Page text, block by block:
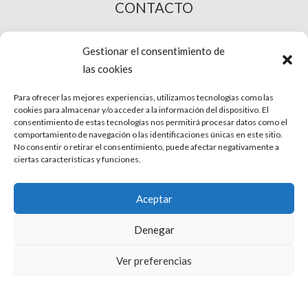
Gestionar el consentimiento de
las cookies
Para ofrecer las mejores experiencias, utilizamos tecnologías como las
cookies para almacenar y/o acceder a la información del dispositivo. El
consentimiento de estas tecnologías nos permitirá procesar datos como el
comportamiento de navegación o las identificaciones únicas en este sitio.
No consentir o retirar el consentimiento, puede afectar negativamente a
ciertas características y funciones.
Aceptar
Denegar
Ver preferencias
CONTACTO
COMPRA ONLINE
Protección de datos
Uso de Cookies